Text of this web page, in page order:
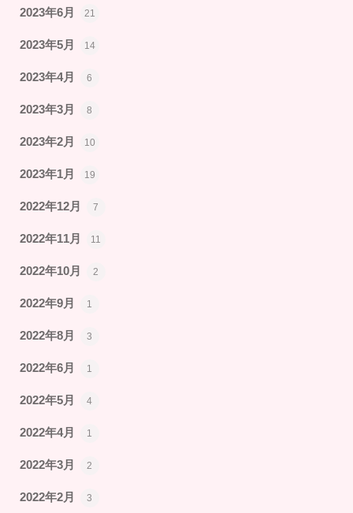
2023年6月 21
2023年5月 14
2023年4月 6
2023年3月 8
2023年2月 10
2023年1月 19
2022年12月 7
2022年11月 11
2022年10月 2
2022年9月 1
2022年8月 3
2022年6月 1
2022年5月 4
2022年4月 1
2022年3月 2
2022年2月 3